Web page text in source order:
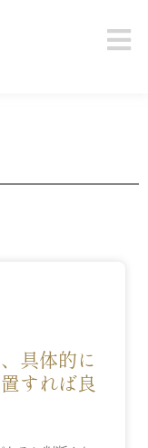
具体的に
すれば良